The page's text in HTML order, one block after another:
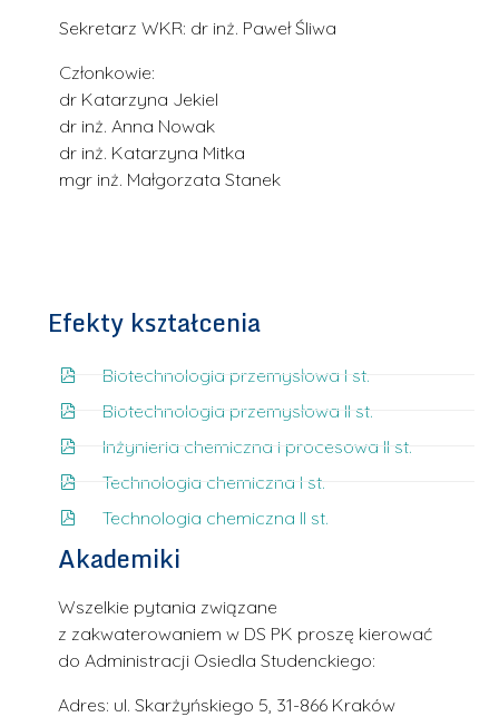
Sekretarz WKR: dr inż. Paweł Śliwa
Członkowie:
dr Katarzyna Jekiel
dr inż. Anna Nowak
dr inż. Katarzyna Mitka
mgr inż. Małgorzata Stanek
Efekty kształcenia
Biotechnologia przemysłowa I st.
Biotechnologia przemysłowa II st.
Inżynieria chemiczna i procesowa II st.
Technologia chemiczna I st.
Technologia chemiczna II st.
Akademiki
Wszelkie pytania związane
z zakwaterowaniem w DS PK proszę kierować
do Administracji Osiedla Studenckiego:
Adres: ul. Skarżyńskiego 5, 31-866 Kraków